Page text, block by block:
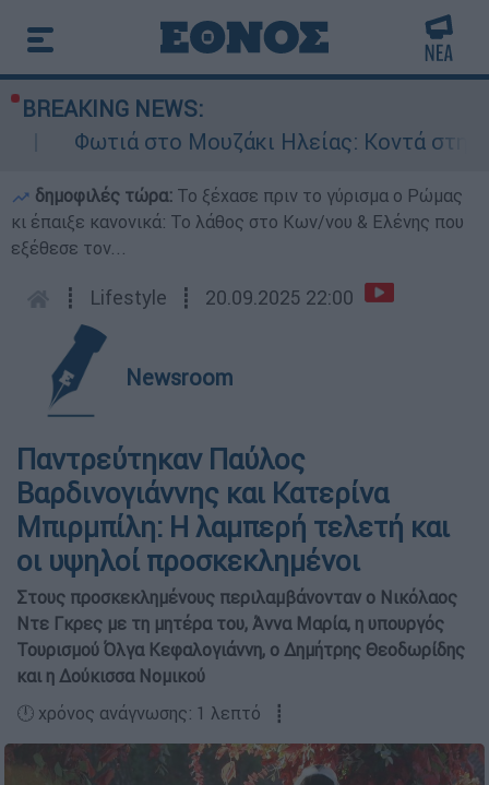
BREAKING NEWS:
Φωτιά στο Μουζάκι Ηλείας: Κοντά στην
δημοφιλές τώρα: Το ξέχασε πριν το γύρισμα ο Ρώμας
κι έπαιξε κανονικά: Το λάθος στο Κων/νου & Ελένης που
εξέθεσε τον...
┋ Lifestyle ┋ 20.09.2025 22:00
Newsroom
Παντρεύτηκαν Παύλος
Βαρδινογιάννης και Κατερίνα
Μπιρμπίλη: Η λαμπερή τελετή και
οι υψηλοί προσκεκλημένοι
Στους προσκεκλημένους περιλαμβάνονταν ο Νικόλαος
Ντε Γκρες με τη μητέρα του, Άννα Μαρία, η υπουργός
Τουρισμού Όλγα Κεφαλογιάννη, ο Δημήτρης Θεοδωρίδης
και η Δούκισσα Νομικού
🕛 χρόνος ανάγνωσης: 1 λεπτό ┋